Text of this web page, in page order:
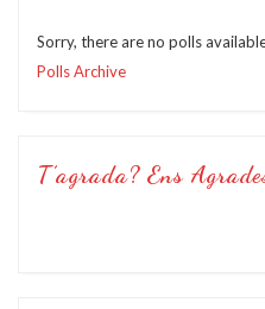
Sorry, there are no polls
Polls Archive
T’agrada? Ens